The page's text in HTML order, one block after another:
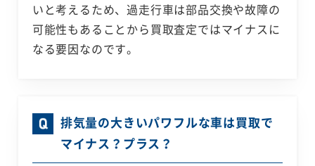
いと考えるため、過走行車は部品交換や故障の
可能性もあることから買取査定ではマイナスに
なる要因なのです。
排気量の大きいパワフルな車は買取で
マイナス？プラス？